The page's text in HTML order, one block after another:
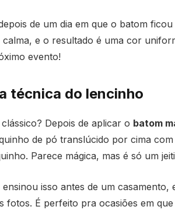
de um dia em que o batom
e o resultado é uma cor
evento!
técnica do lencinho
Depois de aplicar o batom
de pó translúcido por cima
Parece mágica, mas é só um
ensinou isso antes de um
fotos. É perfeito pra ocasiões em